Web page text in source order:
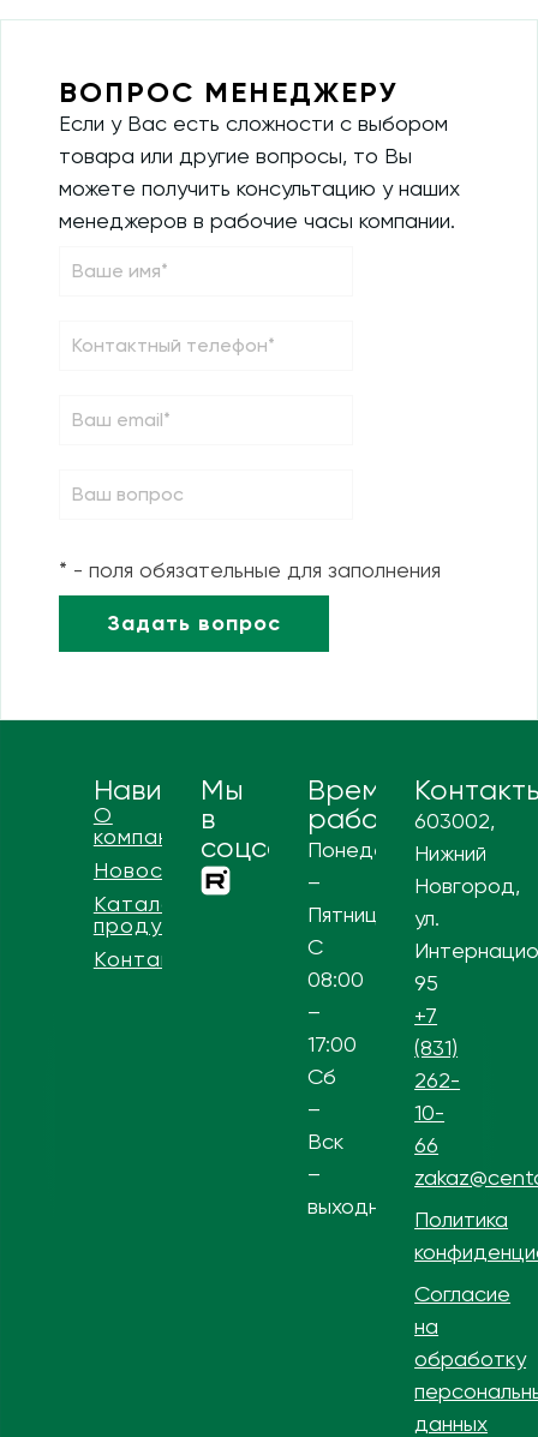
ВОПРОС МЕНЕДЖЕРУ
Если у Вас есть сложности с выбором
товара или другие вопросы, то Вы
можете получить консультацию у наших
менеджеров в рабочие часы компании.
* - поля обязательные для заполнения
Навигация
О
компании
Новости
Каталог
продукции
Контакты
Мы
в
соцсетях
Время
работы
Понедельник
–
Пятница
С
08:00
–
17:00
Сб
–
Вск
–
выходной
603002,
Нижний
Новгород,
ул.
95
+7
(831)
262-
10-
66
Политика
Согласие
на
обработку
данных